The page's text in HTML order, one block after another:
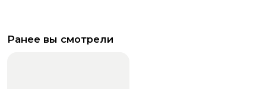
Ранее вы смотрели